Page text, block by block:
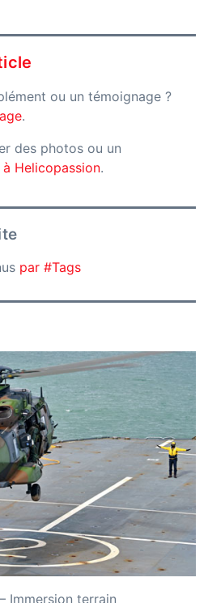
ou un témoignage ?
.
des photos ou un
Helicopassion.
par #Tags
Immersion terrain